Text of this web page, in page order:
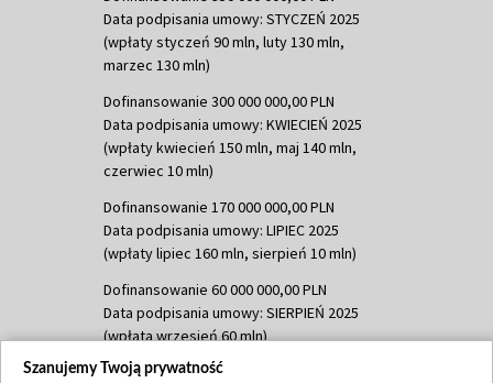
Data podpisania umowy: STYCZEŃ 2025
(wpłaty styczeń 90 mln, luty 130 mln,
marzec 130 mln)
Dofinansowanie 300 000 000,00 PLN
Data podpisania umowy: KWIECIEŃ 2025
(wpłaty kwiecień 150 mln, maj 140 mln,
czerwiec 10 mln)
Dofinansowanie 170 000 000,00 PLN
Data podpisania umowy: LIPIEC 2025
(wpłaty lipiec 160 mln, sierpień 10 mln)
Dofinansowanie 60 000 000,00 PLN
Data podpisania umowy: SIERPIEŃ 2025
(wpłata wrzesień 60 mln)
Dofinansowanie 635 783 051,21 PLN
Szanujemy Twoją prywatność